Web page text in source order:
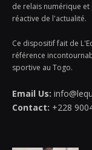
de relais numérique
réactive de l'actualité.
Ce dispositif fait de
référence
sportive au Togo.
Email Us:
Contact: +228